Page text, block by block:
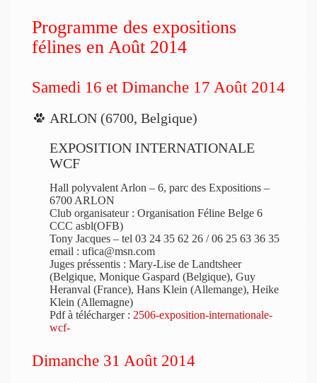
Programme des expositions
félines en Août 2014
Samedi 16 et Dimanche 17 Août 2014
ARLON (6700, Belgique)
EXPOSITION INTERNATIONALE
WCF
Hall polyvalent Arlon – 6, parc des Expositions –
6700 ARLON
Club organisateur : Organisation Féline Belge 6
CCC asbl(OFB)
Tony Jacques – tel 03 24 35 62 26 / 06 25 63 36 35
email : ufica@msn.com
Juges préssentis : Mary-Lise de Landtsheer
(Belgique, Monique Gaspard (Belgique), Guy
Heranval (France), Hans Klein (Allemange), Heike
Klein (Allemagne)
Pdf à télécharger : 2506-exposition-internationale-
wcf-
Dimanche 31 Août 2014